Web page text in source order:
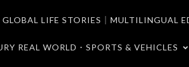
LIFE STORIES｜MULTILINGUAL
REAL WORLD．SPORTS & VEHICLES